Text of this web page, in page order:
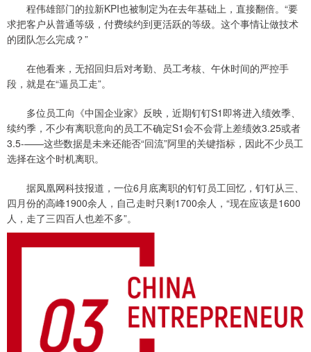
程伟雄部门的拉新KPI也被制定为在去年基础上，直接翻倍。“要
求把客户从普通等级，付费续约到更活跃的等级。这个事情让做技术
的团队怎么完成？”
在他看来，无招回归后对考勤、员工考核、午休时间的严控手
段，就是在“逼员工走”。
多位员工向《中国企业家》反映，近期钉钉S1即将进入绩效季、
续约季，不少有离职意向的员工不确定S1会不会背上差绩效3.25或者
3.5-——这些数据是未来还能否“回流”阿里的关键指标，因此不少员工
选择在这个时机离职。
据凤凰网科技报道，一位6月底离职的钉钉员工回忆，钉钉从三、
四月份的高峰1900余人，自己走时只剩1700余人，“现在应该是1600
人，走了三四百人也差不多”。